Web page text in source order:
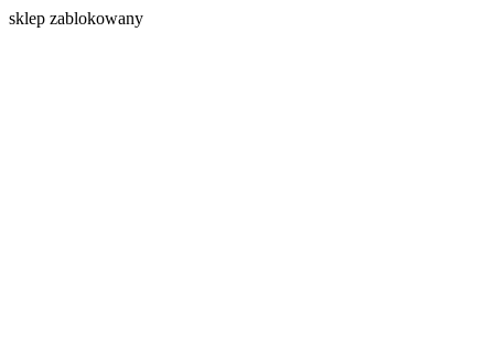
sklep zablokowany